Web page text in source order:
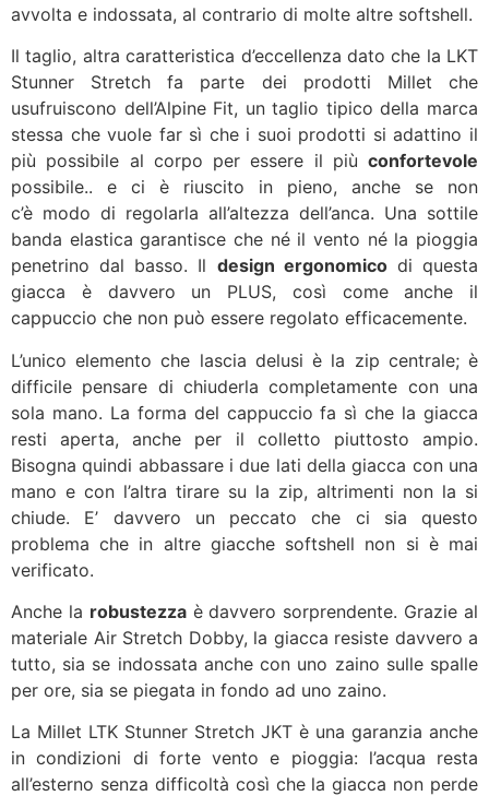
avvolta e indossata, al contrario di molte altre softshell.
Il taglio, altra caratteristica d’eccellenza dato che la LKT
Stunner Stretch fa parte dei prodotti Millet che
usufruiscono dell’Alpine Fit, un taglio tipico della marca
stessa che vuole far sì che i suoi prodotti si adattino il
più possibile al corpo per essere il più confortevole
possibile.. e ci è riuscito in pieno, anche se non
c’è modo di regolarla all’altezza dell’anca. Una sottile
banda elastica garantisce che né il vento né la pioggia
penetrino dal basso. Il design ergonomicodi questa
giacca è davvero un PLUS, così come anche il
cappuccio che non può essere regolato efficacemente.
L’unico elemento che lascia delusi è la zip centrale; è
difficile pensare di chiuderla completamente con una
sola mano. La forma del cappuccio fa sì che la giacca
resti aperta, anche per il colletto piuttosto ampio.
Bisogna quindi abbassare i due lati della giacca con una
mano e con l’altra tirare su la zip, altrimenti non la si
chiude. E’ davvero un peccato che ci sia questo
problema che in altre giacche softshell non si è mai
verificato.
Anche la robustezzaè davvero sorprendente. Grazie al
materiale Air Stretch Dobby, la giacca resiste davvero a
tutto, sia se indossata anche con uno zaino sulle spalle
per ore, sia se piegata in fondo ad uno zaino.
La Millet LTK Stunner Stretch JKT è una garanzia anche
in condizioni di forte vento e pioggia: l’acqua resta
all’esterno senza difficoltà così che la giacca non perde